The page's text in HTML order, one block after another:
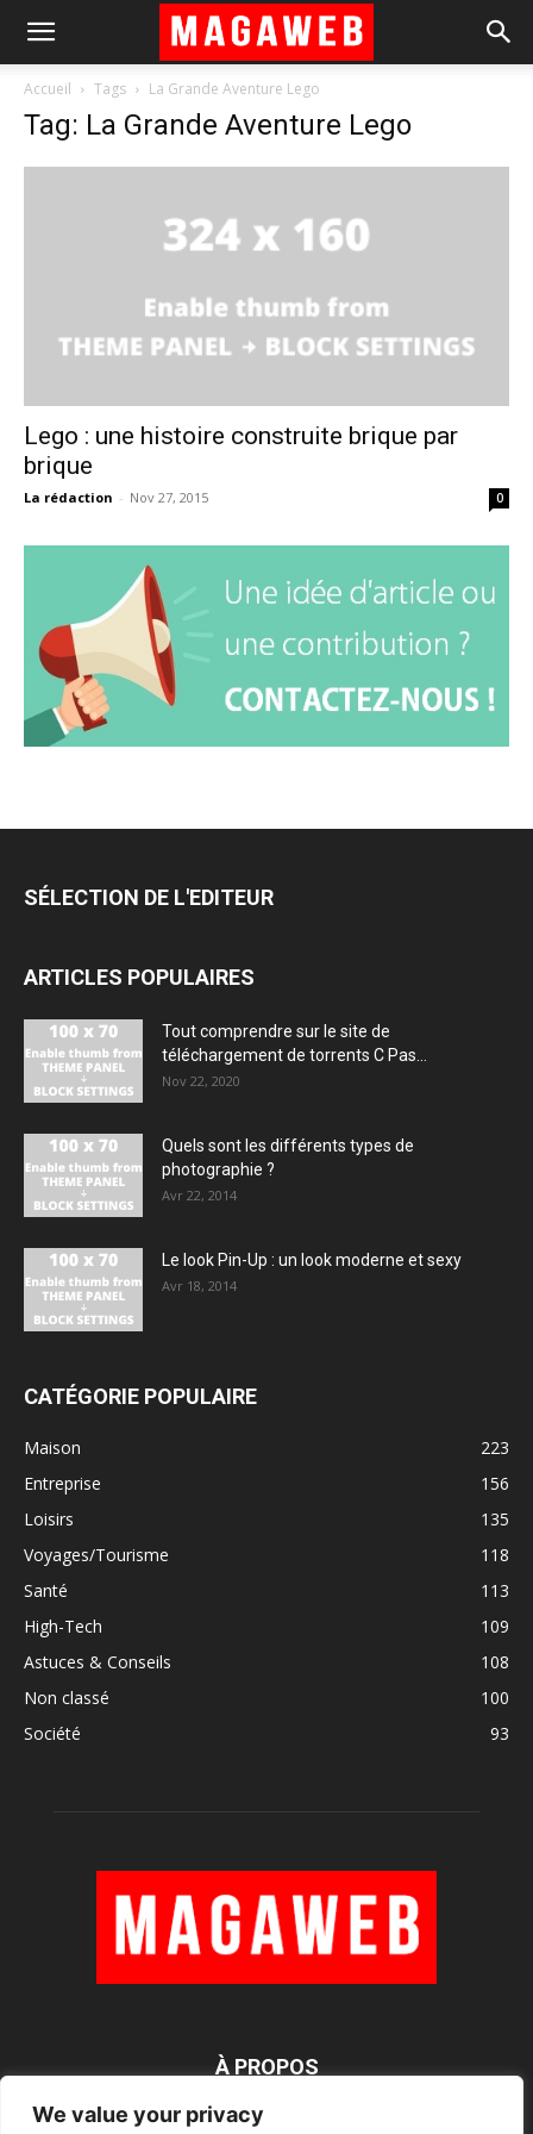
We value your privacy
Accueil Tags La Grande Aventure Lego
Tag: La Grande Aventure Lego
Lego : une histoire construite brique par
brique
La rédaction - Nov 27, 2015 0
SÉLECTION DE L'EDITEUR
ARTICLES POPULAIRES
Tout comprendre sur le site de
téléchargement de torrents C Pas...
Nov 22, 2020
Quels sont les différents types de
photographie ?
Avr 22, 2014
Le look Pin-Up : un look moderne et sexy
Avr 18, 2014
CATÉGORIE POPULAIRE
Maison
223
Entreprise
156
Loisirs
135
Voyages/Tourisme
118
Santé
113
High-Tech
109
Astuces & Conseils
108
Non classé
100
Société
93
À PROPOS